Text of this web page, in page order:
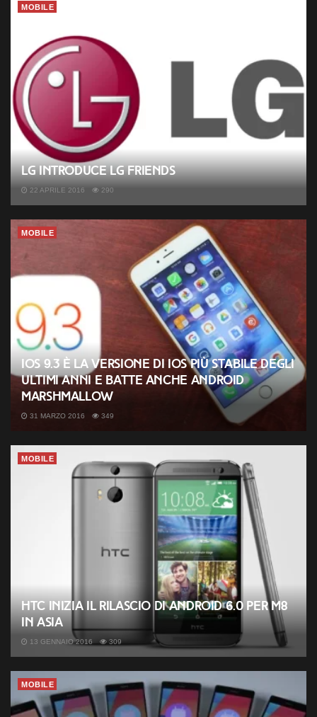
MOBILE
LG introduce LG Friends
22 APRILE 2016 290
MOBILE
iOS 9.3 è la versione di iOS più stabile degli
ultimi anni e batte anche Android
Marshmallow
31 MARZO 2016 349
MOBILE
HTC inizia il rilascio di Android 6.0 per M8
in Asia
13 GENNAIO 2016 309
MOBILE